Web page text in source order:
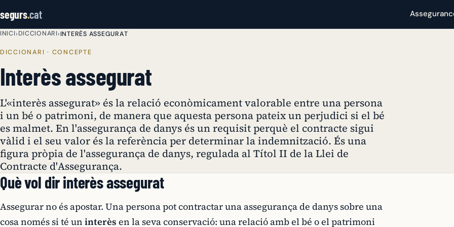
segurs.cat
INICI›DICCIONARI›INTERÈS ASSEGURAT
DICCIONARI · CONCEPTE
Interès assegurat
L'«interès assegurat» és la relació econòmicament valorable entre una persona
i un bé o patrimoni, de manera que aquesta persona pateix un perjudici si el bé
es malmet. En l'assegurança de danys és un requisit perquè el contracte sigui
vàlid i el seu valor és la referència per determinar la indemnització. És una
figura pròpia de l'assegurança de danys, regulada al Títol II de la Llei de
Contracte d'Assegurança.
Què vol dir interès assegurat
Assegurar no és apostar. Una persona pot contractar una assegurança de danys sobre una
cosa només si té un interès en la seva conservació: una relació amb el bé o el patrimoni